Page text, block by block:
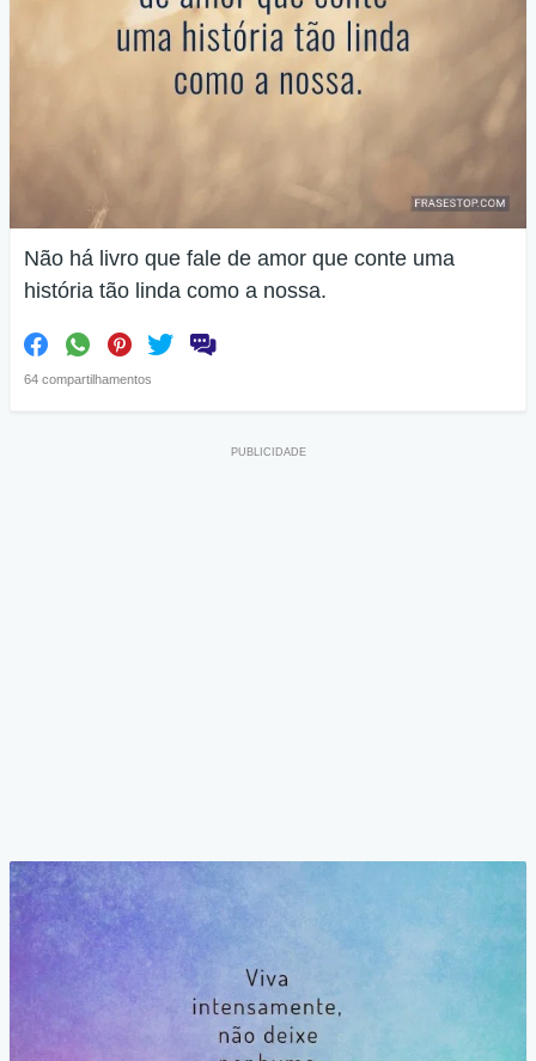
Não há livro que fale de amor que conte uma
história tão linda como a nossa.
64 compartilhamentos